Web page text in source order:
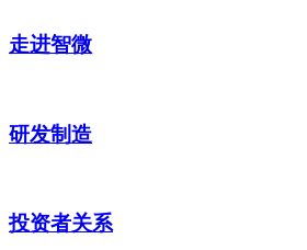
走进智微
研发制造
投资者关系